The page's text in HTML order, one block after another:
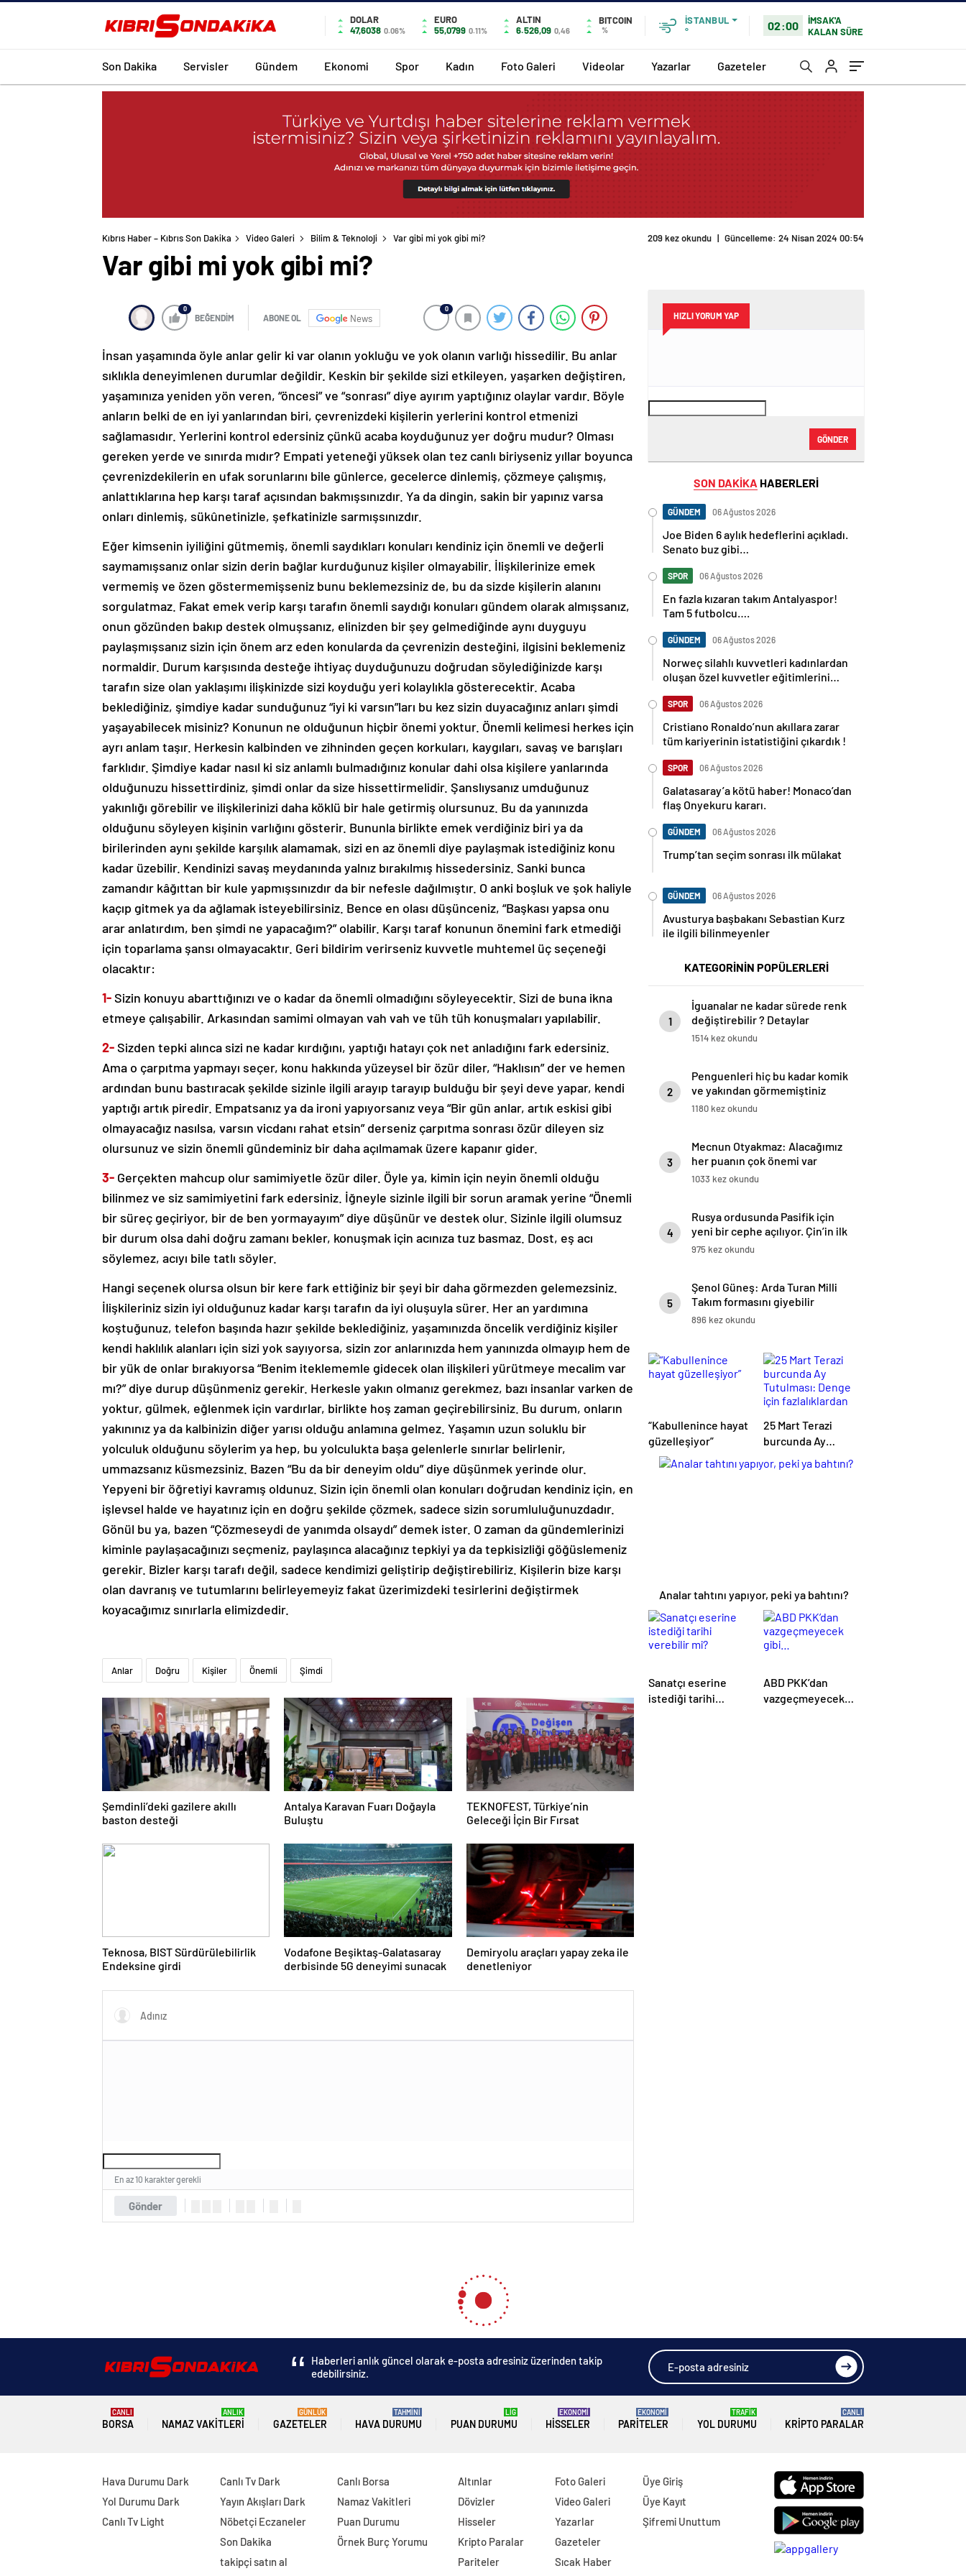
DOLAR
47,6038 0.06%
EURO
55,0799 0.11%
ALTIN
6.526,09 0,46
BITCOIN
%
İSTANBUL
°
02:00
İMSAK'A
KALAN SÜRE
Son Dakika Servisler Gündem Ekonomi Spor Kadın Foto Galeri Videolar Yazarlar Gazeteler
Kıbrıs Haber – Kıbrıs Son Dakika Video Galeri Bilim & Teknoloji Var gibi mi yok gibi mi? 209 kez okundu | Güncelleme: 24 Nisan 2024 00:54
Var gibi mi yok gibi mi?
0
BEĞENDİM ABONE OL News
0
İnsan yaşamında öyle anlar gelir ki var olanın yokluğu ve yok olanın varlığı hissedilir. Bu anlar
sıklıkla deneyimlenen durumlar değildir. Keskin bir şekilde sizi etkileyen, yaşarken değiştiren,
yaşamınıza yeniden yön veren, “öncesi” ve “sonrası” diye ayırım yaptığınız olaylar vardır. Böyle
anların belki de en iyi yanlarından biri, çevrenizdeki kişilerin yerlerini kontrol etmenizi
sağlamasıdır. Yerlerini kontrol edersiniz çünkü acaba koyduğunuz yer doğru mudur? Olması
gereken yerde ve sınırda mıdır? Empati yeteneği yüksek olan tez canlı biriyseniz yıllar boyunca
çevrenizdekilerin en ufak sorunlarını bile günlerce, gecelerce dinlemiş, çözmeye çalışmış,
anlattıklarına hep karşı taraf açısından bakmışsınızdır. Ya da dingin, sakin bir yapınız varsa
onları dinlemiş, sükûnetinizle, şefkatinizle sarmışsınızdır.
Eğer kimsenin iyiliğini gütmemiş, önemli saydıkları konuları kendiniz için önemli ve değerli
saymamışsanız onlar sizin derin bağlar kurduğunuz kişiler olmayabilir. İlişkilerinize emek
vermemiş ve özen göstermemişseniz bunu beklemezsiniz de, bu da sizde kişilerin alanını
sorgulatmaz. Fakat emek verip karşı tarafın önemli saydığı konuları gündem olarak almışsanız,
onun gözünden bakıp destek olmuşsanız, elinizden bir şey gelmediğinde aynı duyguyu
paylaşmışsanız sizin için önem arz eden konularda da çevrenizin desteğini, ilgisini beklemeniz
normaldir. Durum karşısında desteğe ihtiyaç duyduğunuzu doğrudan söylediğinizde karşı
tarafın size olan yaklaşımı ilişkinizde sizi koyduğu yeri kolaylıkla gösterecektir. Acaba
beklediğiniz, şimdiye kadar sunduğunuz “iyi ki varsın”ları bu kez sizin duyacağınız anları şimdi
yaşayabilecek misiniz? Konunun ne olduğunun hiçbir önemi yoktur. Önemli kelimesi herkes için
ayrı anlam taşır. Herkesin kalbinden ve zihninden geçen korkuları, kaygıları, savaş ve barışları
farklıdır. Şimdiye kadar nasıl ki siz anlamlı bulmadığınız konular dahi olsa kişilere yanlarında
olduğunuzu hissettirdiniz, şimdi onlar da size hissettirmelidir. Şanslıysanız umduğunuz
yakınlığı görebilir ve ilişkilerinizi daha köklü bir hale getirmiş olursunuz. Bu da yanınızda
olduğunu söyleyen kişinin varlığını gösterir. Bununla birlikte emek verdiğiniz biri ya da
birilerinden aynı şekilde karşılık alamamak, sizi en az önemli diye paylaşmak istediğiniz konu
kadar üzebilir. Kendinizi savaş meydanında yalnız bırakılmış hissedersiniz. Sanki bunca
zamandır kâğıttan bir kule yapmışsınızdır da bir nefesle dağılmıştır. O anki boşluk ve şok haliyle
kaçıp gitmek ya da ağlamak isteyebilirsiniz. Bence en olası düşünceniz, “Başkası yapsa onu
arar anlatırdım, ben şimdi ne yapacağım?” olabilir. Karşı taraf konunun önemini fark etmediği
için toparlama şansı olmayacaktır. Geri bildirim verirseniz kuvvetle muhtemel üç seçeneği
olacaktır:
1-Sizin konuyu abarttığınızı ve o kadar da önemli olmadığını söyleyecektir. Sizi de buna ikna
etmeye çalışabilir. Arkasından samimi olmayan vah vah ve tüh tüh konuşmaları yapılabilir.
2-Sizden tepki alınca sizi ne kadar kırdığını, yaptığı hatayı çok net anladığını fark edersiniz.
Ama o çarpıtma yapmayı seçer, konu hakkında yüzeysel bir özür diler, “Haklısın” der ve hemen
ardından bunu bastıracak şekilde sizinle ilgili arayıp tarayıp bulduğu bir şeyi deve yapar, kendi
yaptığı artık piredir. Empatsanız ya da ironi yapıyorsanız veya “Bir gün anlar, artık eskisi gibi
olmayacağız nasılsa, varsın vicdanı rahat etsin” derseniz çarpıtma sonrası özür dileyen siz
olursunuz ve sizin önemli gündeminiz bir daha açılmamak üzere kapanır gider.
3- Gerçekten mahcup olur samimiyetle özür diler. Öyle ya, kimin için neyin önemli olduğu
bilinmez ve siz samimiyetini fark edersiniz. İğneyle sizinle ilgili bir sorun aramak yerine “Önemli
bir süreç geçiriyor, bir de ben yormayayım” diye düşünür ve destek olur. Sizinle ilgili olumsuz
bir durum olsa dahi doğru zamanı bekler, konuşmak için acınıza tuz basmaz. Dost, eş acı
söylemez, acıyı bile tatlı söyler.
Hangi seçenek olursa olsun bir kere fark ettiğiniz bir şeyi bir daha görmezden gelemezsiniz.
İlişkileriniz sizin iyi olduğunuz kadar karşı tarafın da iyi oluşuyla sürer. Her an yardımına
koştuğunuz, telefon başında hazır şekilde beklediğiniz, yaşamınızda öncelik verdiğiniz kişiler
kendi haklılık alanları için sizi yok sayıyorsa, sizin zor anlarınızda hem yanınızda olmayıp hem de
bir yük de onlar bırakıyorsa “Benim iteklememle gidecek olan ilişkileri yürütmeye mecalim var
mı?” diye durup düşünmeniz gerekir. Herkesle yakın olmanız gerekmez, bazı insanlar varken de
yoktur, gülmek, eğlenmek için vardırlar, birlikte hoş zaman geçirebilirsiniz. Bu durum, onların
yakınınız ya da kalbinizin diğer yarısı olduğu anlamına gelmez. Yaşamın uzun soluklu bir
yolculuk olduğunu söylerim ya hep, bu yolculukta başa gelenlerle sınırlar belirlenir,
ummazsanız küsmezsiniz. Bazen “Bu da bir deneyim oldu” diye düşünmek yerinde olur.
Yepyeni bir öğretiyi kavramış oldunuz. Sizin için önemli olan konuları doğrudan kendiniz için, en
işlevsel halde ve hayatınız için en doğru şekilde çözmek, sadece sizin sorumluluğunuzdadır.
Gönül bu ya, bazen “Çözmeseydi de yanımda olsaydı” demek ister. O zaman da gündemlerinizi
kiminle paylaşacağınızı seçmeniz, paylaşınca alacağınız tepkiyi ya da tepkisizliği göğüslemeniz
gerekir. Bizler karşı tarafı değil, sadece kendimizi geliştirip değiştirebiliriz. Kişilerin bize karşı
olan davranış ve tutumlarını belirleyemeyiz fakat üzerimizdeki tesirlerini değiştirmek
koyacağımız sınırlarla elimizdedir.
Anlar Doğru Kişiler Önemli Şimdi
Şemdinli’deki gazilere akıllı
baston desteği
Antalya Karavan Fuarı Doğayla
Buluştu
TEKNOFEST, Türkiye’nin
Geleceği İçin Bir Fırsat
Teknosa, BIST Sürdürülebilirlik
Endeksine girdi
Vodafone Beşiktaş-Galatasaray
derbisinde 5G deneyimi sunacak
Demiryolu araçları yapay zeka ile
denetleniyor
Gönder
En az 10 karakter gerekli
HIZLI YORUM YAP
GÖNDER
SON DAKİKA HABERLERİ
GÜNDEM 06 Ağustos 2026
Joe Biden 6 aylık hedeflerini açıkladı.
Senato buz gibi…
SPOR 06 Ağustos 2026
En fazla kızaran takım Antalyaspor!
Tam 5 futbolcu….
GÜNDEM 06 Ağustos 2026
Norweç silahlı kuvvetleri kadınlardan
oluşan özel kuvvetler eğitimlerini
SPOR 06 Ağustos 2026
Cristiano Ronaldo’nun akıllara zarar
tüm kariyerinin istatistiğini çıkardık !
SPOR 06 Ağustos 2026
Galatasaray’a kötü haber! Monaco’dan
flaş Onyekuru kararı.
GÜNDEM 06 Ağustos 2026
Trump’tan seçim sonrası ilk mülakat
GÜNDEM 06 Ağustos 2026
Avusturya başbakanı Sebastian Kurz
ile ilgili bilinmeyenler
KATEGORİNİN POPÜLERLERİ
1
İguanalar ne kadar sürede renk
değiştirebilir ? Detaylar
burada…
1514 kez okundu
2
Penguenleri hiç bu kadar komik
ve yakından görmemiştiniz
1180 kez okundu
3
Mecnun Otyakmaz: Alacağımız
her puanın çok önemi var
1033 kez okundu
4
Rusya ordusunda Pasifik için
yeni bir cephe açılıyor. Çin’in ilk
tepkisi!
975 kez okundu
5
Şenol Güneş: Arda Turan Milli
Takım formasını giyebilir
896 kez okundu
“Kabullenince hayat
güzelleşiyor”
25 Mart Terazi
burcunda Ay
Tutulması: Denge
için fazlalıklardan
Analar tahtını yapıyor, peki ya bahtını?
Sanatçı eserine
istediği tarihi
ABD PKK’dan
vazgeçmeyecek
Haberleri anlık güncel olarak e-posta adresiniz üzerinden takip
edebilirsiniz.
BORSA
CANLI
NAMAZ VAKITLERI
ANLIK
GAZETELER
GÜNLÜK
HAVA DURUMU
TAHMİNİ
PUAN DURUMU
LİG
HISSELER
EKONOMİ
PARITELER
EKONOMİ
YOL DURUMU
TRAFİK
KRIPTO PARALAR
CANLI
Hava Durumu Dark
Yol Durumu Dark
Canlı Tv Light
Canlı Tv Dark
Yayın Akışları Dark
Nöbetçi Eczaneler
Son Dakika
takipçi satın al
Canlı Borsa
Namaz Vakitleri
Puan Durumu
Örnek Burç Yorumu
Altınlar
Dövizler
Hisseler
Kripto Paralar
Pariteler
Foto Galeri
Video Galeri
Yazarlar
Gazeteler
Sıcak Haber
Üye Giriş
Üye Kayıt
Şifremi Unuttum